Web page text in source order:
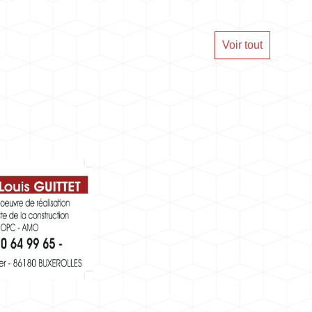
Voir tout